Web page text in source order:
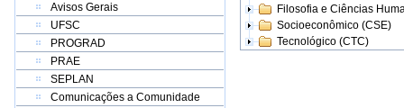
Avisos Gerais
UFSC
PROGRAD
PRAE
SEPLAN
Comunicações a Comunidade
Filosofia e Ciências
Socioeconômico (CSE)
Tecnológico (CTC)